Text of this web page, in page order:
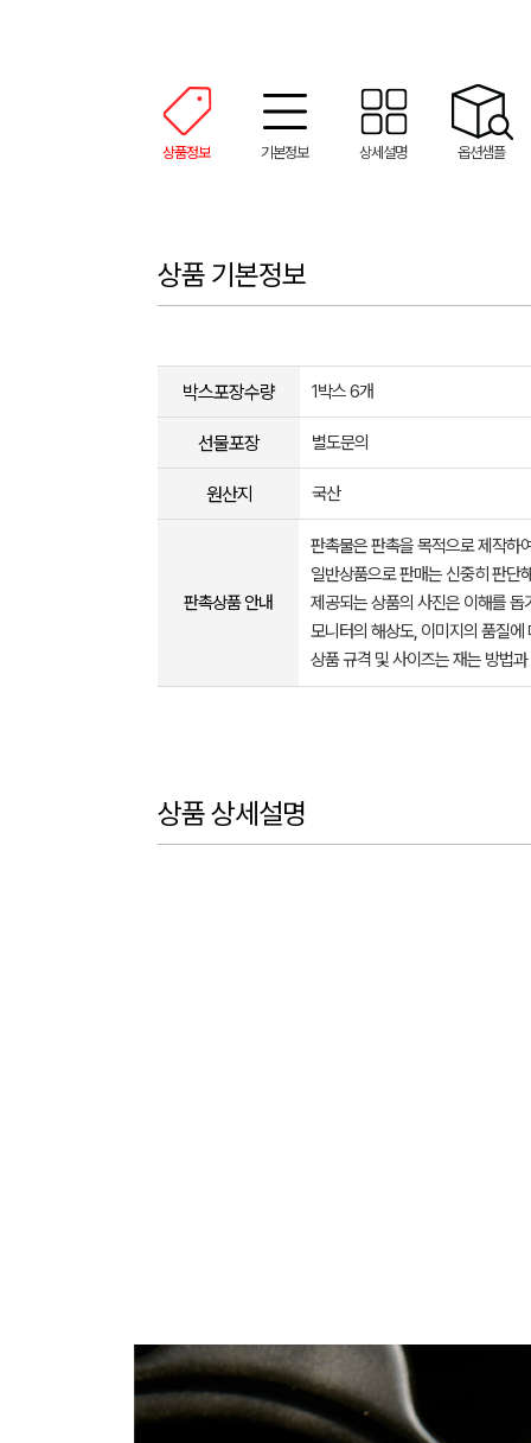
상품정보 기본정보 상세설명 옵션샘플
상품 기본정보
박스포장수량 1박스 6개
선물포장 별도문의
원산지 국산
판촉상품 안내
판촉물은 판촉을 목적으로 제작하
일반상품으로 판매는 신중히 판단
제공되는 상품의 사진은 이해를
모니터의 해상도, 이미지의 품질
상품 규격 및 사이즈는 재는 방법
상품 상세설명